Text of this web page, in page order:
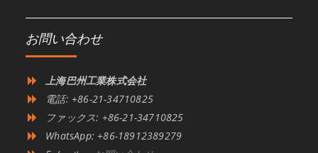
お問い合わせ
上海巴州工業株式会社
電話: +86-21-34710825
ファックス: +86-21-34710825
WhatsApp: +86-18912389279